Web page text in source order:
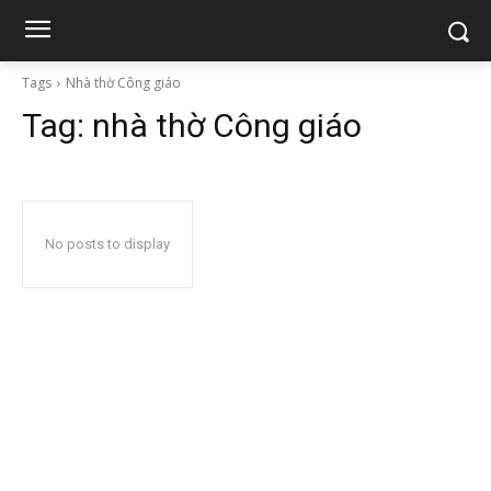
Tags Nhà thờ Công giáo
Tag: nhà thờ Công giáo
No posts to display